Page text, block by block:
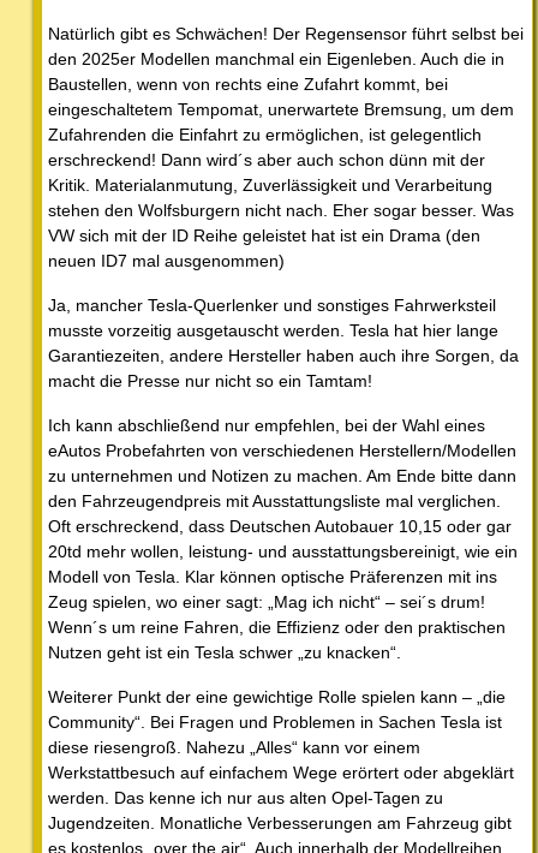
Natürlich gibt es Schwächen! Der Regensensor führt selbst bei
den 2025er Modellen manchmal ein Eigenleben. Auch die in
Baustellen, wenn von rechts eine Zufahrt kommt, bei
eingeschaltetem Tempomat, unerwartete Bremsung, um dem
Zufahrenden die Einfahrt zu ermöglichen, ist gelegentlich
erschreckend! Dann wird´s aber auch schon dünn mit der
Kritik. Materialanmutung, Zuverlässigkeit und Verarbeitung
stehen den Wolfsburgern nicht nach. Eher sogar besser. Was
VW sich mit der ID Reihe geleistet hat ist ein Drama (den
neuen ID7 mal ausgenommen)
Ja, mancher Tesla-Querlenker und sonstiges Fahrwerksteil
musste vorzeitig ausgetauscht werden. Tesla hat hier lange
Garantiezeiten, andere Hersteller haben auch ihre Sorgen, da
macht die Presse nur nicht so ein Tamtam!
Ich kann abschließend nur empfehlen, bei der Wahl eines
eAutos Probefahrten von verschiedenen Herstellern/Modellen
zu unternehmen und Notizen zu machen. Am Ende bitte dann
den Fahrzeugendpreis mit Ausstattungsliste mal verglichen.
Oft erschreckend, dass Deutschen Autobauer 10,15 oder gar
20td mehr wollen, leistung- und ausstattungsbereinigt, wie ein
Modell von Tesla. Klar können optische Präferenzen mit ins
Zeug spielen, wo einer sagt: „Mag ich nicht“ – sei´s drum!
Wenn´s um reine Fahren, die Effizienz oder den praktischen
Nutzen geht ist ein Tesla schwer „zu knacken“.
Weiterer Punkt der eine gewichtige Rolle spielen kann – „die
Community“. Bei Fragen und Problemen in Sachen Tesla ist
diese riesengroß. Nahezu „Alles“ kann vor einem
Werkstattbesuch auf einfachem Wege erörtert oder abgeklärt
werden. Das kenne ich nur aus alten Opel-Tagen zu
Jugendzeiten. Monatliche Verbesserungen am Fahrzeug gibt
es kostenlos „over the air“. Auch innerhalb der Modellreihen